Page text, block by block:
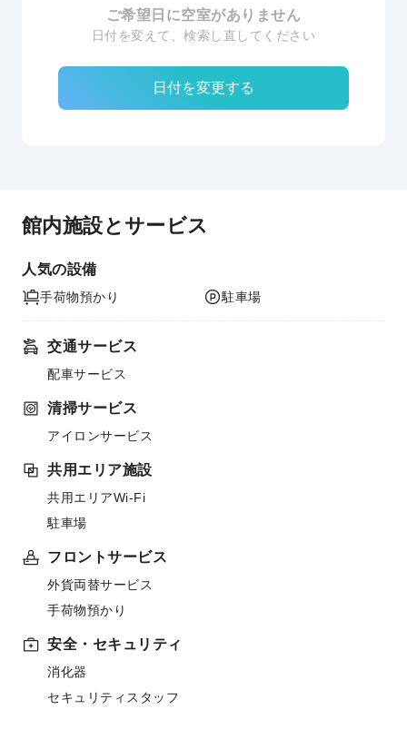
ご希望日に空室がありません
日付を変えて、検索し直してください
日付を変更する
館内施設とサービス
人気の設備
手荷物預かり 駐車場
交通サービス
配車サービス
清掃サービス
アイロンサービス
共用エリア施設
共用エリアWi-Fi
駐車場
フロントサービス
外貨両替サービス
手荷物預かり
安全・セキュリティ
消化器
セキュリティスタッフ